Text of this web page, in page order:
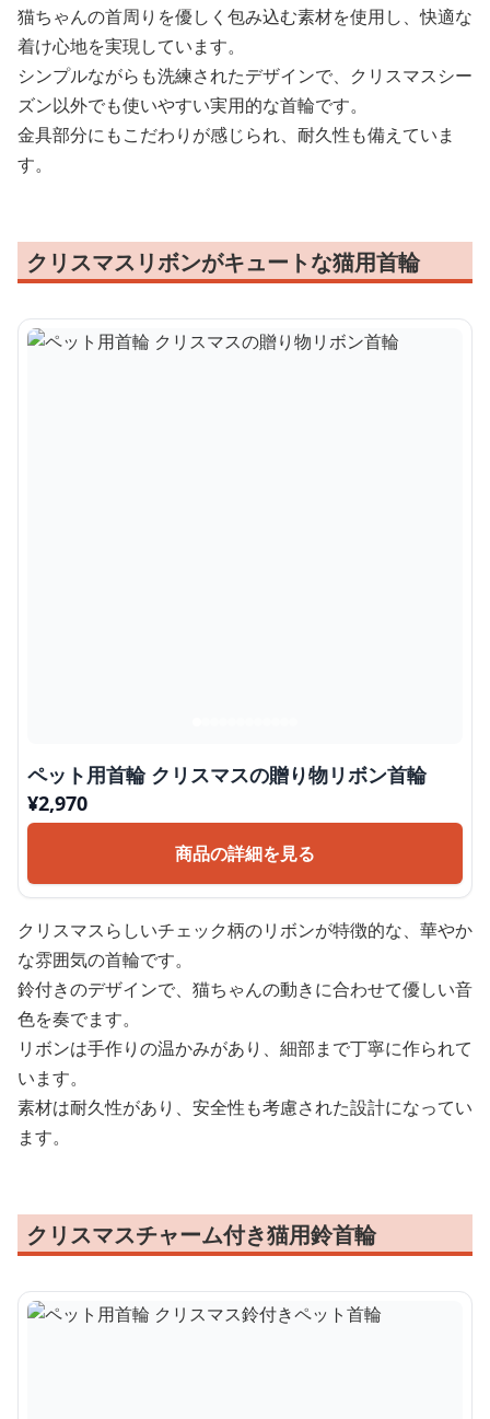
猫ちゃんの首周りを優しく包み込む素材を使用し、快適な
着け心地を実現しています。
シンプルながらも洗練されたデザインで、クリスマスシー
ズン以外でも使いやすい実用的な首輪です。
金具部分にもこだわりが感じられ、耐久性も備えていま
す。
クリスマスリボンがキュートな猫用首輪
ペット用首輪 クリスマスの贈り物リボン首輪
¥2,970
商品の詳細を見る
クリスマスらしいチェック柄のリボンが特徴的な、華やか
な雰囲気の首輪です。
鈴付きのデザインで、猫ちゃんの動きに合わせて優しい音
色を奏でます。
リボンは手作りの温かみがあり、細部まで丁寧に作られて
います。
素材は耐久性があり、安全性も考慮された設計になってい
ます。
クリスマスチャーム付き猫用鈴首輪